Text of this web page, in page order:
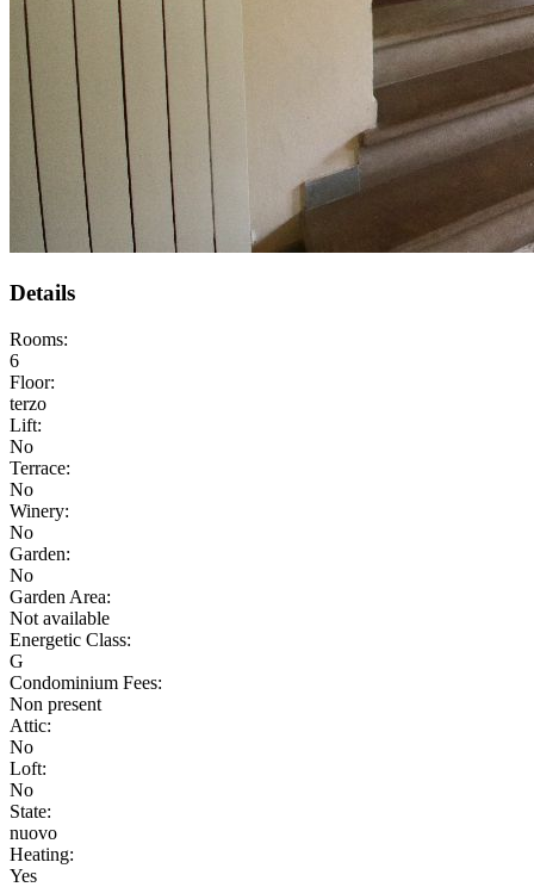
Details
Rooms:
6
Floor:
terzo
Lift:
No
Terrace:
No
Winery:
No
Garden:
No
Garden Area:
Not available
Energetic Class:
G
Condominium Fees:
Non present
Attic:
No
Loft:
No
State:
nuovo
Heating:
Yes